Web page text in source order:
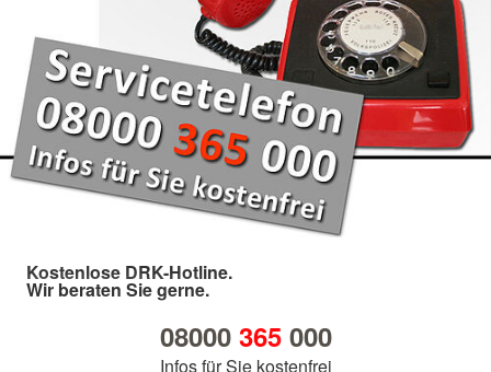
Kostenlose DRK-Hotline.
Wir beraten Sie gerne.
08000 365000
Infos für Sie kostenfrei